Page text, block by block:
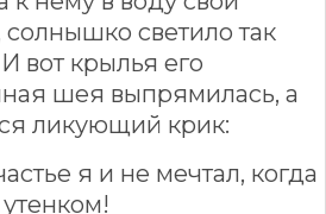
светило так
вот крылья его
шея выпрямилась, а
ликующий крик:
я и не мечтал, когда